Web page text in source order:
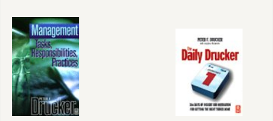
25. From analysis to perception
Afterword: The Challenge Ahead
Index